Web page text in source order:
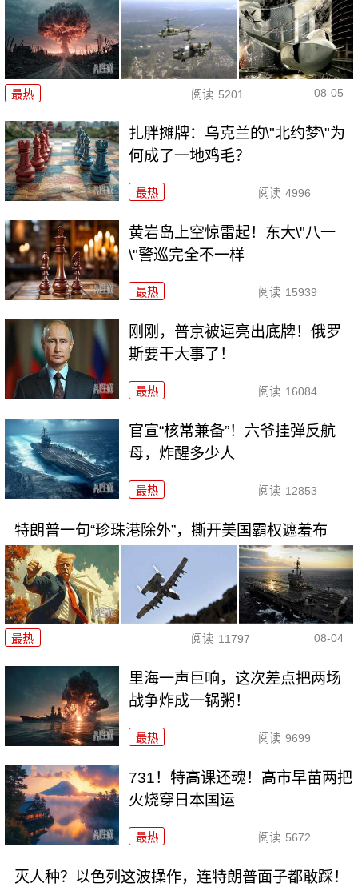
最热 阅读 5201 08-05
扎胖摊牌：乌克兰的\"北约梦\"为
何成了一地鸡毛？
最热 阅读 4996
黄岩岛上空惊雷起！东大\"八一
\"警巡完全不一样
最热 阅读 15939
刚刚，普京被逼亮出底牌！俄罗
斯要干大事了！
最热 阅读 16084
官宣“核常兼备”！六爷挂弹反航
母，炸醒多少人
最热 阅读 12853
特朗普一句“珍珠港除外”，撕开美国霸权遮羞布
最热 阅读 11797 08-04
里海一声巨响，这次差点把两场
战争炸成一锅粥！
最热 阅读 9699
731！特高课还魂！高市早苗两把
火烧穿日本国运
最热 阅读 5672
灭人种？以色列这波操作，连特朗普面子都敢踩！